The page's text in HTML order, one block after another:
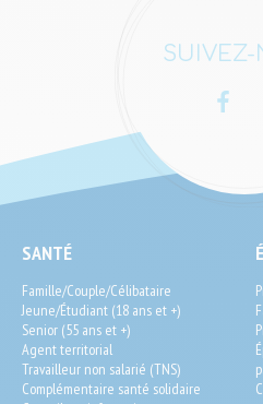
SUIVEZ-
Facebook
SEO
End-
User
SANTÉ
Famille/Couple/Célibataire
Jeune/Étudiant (18 ans et +)
Senior (55 ans et +)
Agent territorial
Travailleur non salarié (TNS)
Complémentaire santé solidaire